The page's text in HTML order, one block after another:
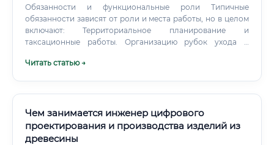
Обязанности и функциональные роли Типичные
обязанности зависят от роли и места работы, но в целом
включают: Территориальное планирование и
таксационные работы. Организацию рубок ухода и
Читать статью →
Чем занимается инженер цифрового
проектирования и производства изделий из
древесины